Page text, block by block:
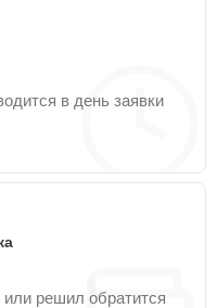
в день заявки
решил обратится